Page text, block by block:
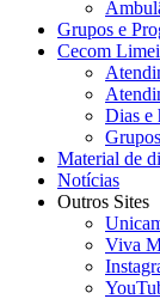
Grupos e
Cecom
Dias e
Material de
Notícias
Outros Sites
Viva